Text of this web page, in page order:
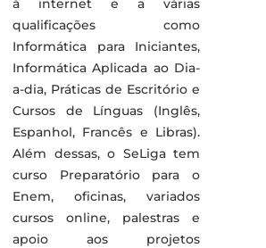
à internet e a várias
qualificações como
Informática para Iniciantes,
Informática Aplicada ao Dia-
a-dia, Práticas de Escritório e
Cursos de Línguas (Inglês,
Espanhol, Francês e Libras).
Além dessas, o SeLiga tem
curso Preparatório para o
Enem, oficinas, variados
cursos online, palestras e
apoio aos projetos